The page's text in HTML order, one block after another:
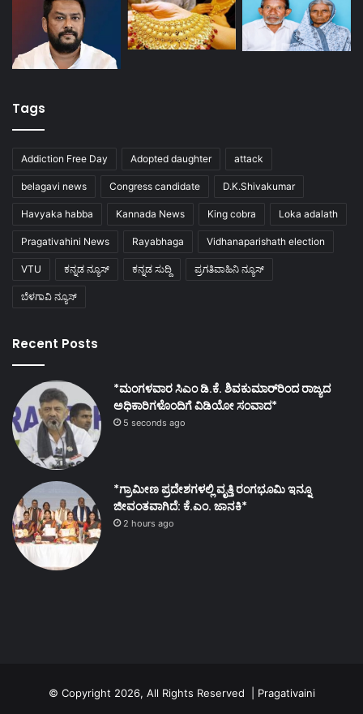
Tags
Addiction Free Day Adopted daughter attack
belagavi news Congress candidate D.K.Shivakumar
Havyaka habba Kannada News King cobra Loka adalath
Pragativahini News Rayabhaga Vidhanaparishath election
VTU ಕನ್ನಡ ನ್ಯೂಸ್ ಕನ್ನಡ ಸುದ್ದಿ ಪ್ರಗತಿವಾಹಿನಿ ನ್ಯೂಸ್
ಬೆಳಗಾವಿ ನ್ಯೂಸ್
Recent Posts
*ಮಂಗಳವಾರ ಸಿಎಂ ಡಿ.ಕೆ. ಶಿವಕುಮಾರ್‌ರಿಂದ ರಾಜ್ಯದ
ಅಧಿಕಾರಿಗಳೊಂದಿಗೆ ವಿಡಿಯೋ ಸಂವಾದ*
5 seconds ago
*ಗ್ರಾಮೀಣ ಪ್ರದೇಶಗಳಲ್ಲಿ ವೃತ್ತಿ ರಂಗಭೂಮಿ ಇನ್ನೂ
ಜೀವಂತವಾಗಿದೆ: ಕೆ.ಎಂ. ಜಾನಕಿ*
2 hours ago
© Copyright 2026, All Rights Reserved | Pragativaini